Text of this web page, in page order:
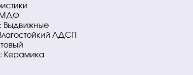
МДФ
Выдвижные
ЛДСП
Керамика